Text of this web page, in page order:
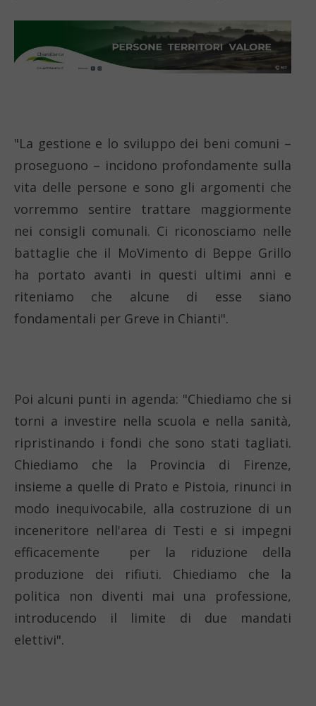
"La gestione e lo sviluppo dei beni comuni –
proseguono – incidono profondamente sulla
vita delle persone e sono gli argomenti che
vorremmo sentire trattare maggiormente
nei consigli comunali. Ci riconosciamo nelle
battaglie che il MoVimento di Beppe Grillo
ha portato avanti in questi ultimi anni e
riteniamo che alcune di esse siano
fondamentali per Greve in Chianti".
Poi alcuni punti in agenda: "Chiediamo che si
torni a investire nella scuola e nella sanità,
ripristinando i fondi che sono stati tagliati.
Chiediamo che la Provincia di Firenze,
insieme a quelle di Prato e Pistoia, rinunci in
modo inequivocabile, alla costruzione di un
inceneritore nell'area di Testi e si impegni
efficacemente per la riduzione della
produzione dei rifiuti. Chiediamo che la
politica non diventi mai una professione,
introducendo il limite di due mandati
elettivi".